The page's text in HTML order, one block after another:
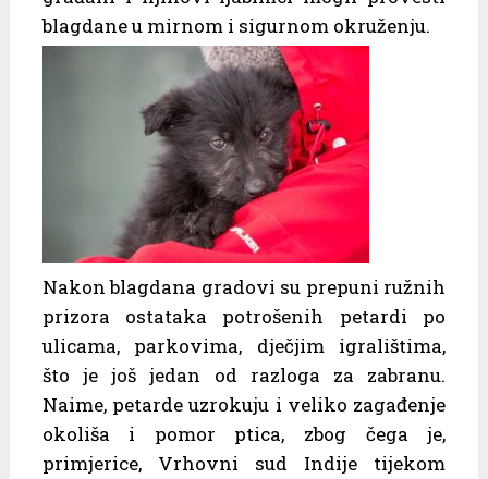
blagdane u mirnom i sigurnom okruženju.
Nakon blagdana gradovi su prepuni ružnih
prizora ostataka potrošenih petardi po
ulicama, parkovima, dječjim igralištima,
što je još jedan od razloga za zabranu.
Naime, petarde uzrokuju i veliko zagađenje
okoliša i pomor ptica, zbog čega je,
primjerice, Vrhovni sud Indije tijekom